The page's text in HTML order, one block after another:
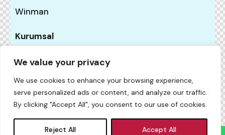
We value your privacy
We use cookies to enhance your browsing experience,
serve personalized ads or content, and analyze our traffic.
By clicking "Accept All", you consent to our use of cookies.
Reject All Accept All
Winman
Kurumsal
Hakkımızda
Fismo Teknik © {{Y}}. All Rights Reserved. Powered By